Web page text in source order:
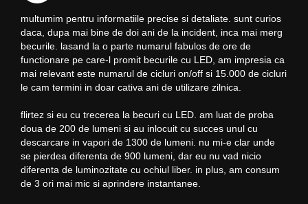
multumim pentru informatiile precise si detaliate. sunt curios
daca, dupa mai bine de doi ani de la incident, inca mai merg
becurile. lasand la o parte numarul fabulos de ore de
functionare pe care-l promit becurile cu LED, am impresia ca
mai relevant este numarul de cicluri on/off si 15.000 de cicluri
le cam termini in doar cativa ani de utilizare zilnica.
flirtez si eu cu trecerea la becuri cu LED. am luat de proba
doua de 200 de lumeni si au inlocuit cu succes unul cu
descarcare in vapori de 1300 de lumeni. nu mi-e clar unde
se pierdea diferenta de 900 lumeni, dar eu nu vad nicio
diferenta de luminozitate cu ochiul liber. in plus, am consum
de 3 ori mai mic si aprindere instantanee.